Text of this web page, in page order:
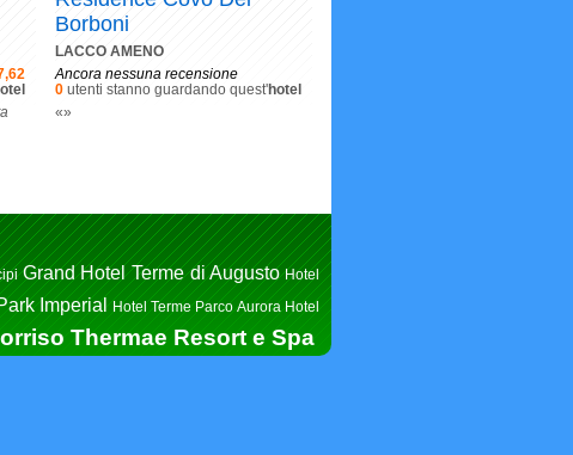
Borboni
LACCO AMENO
Ancora nessuna recensione
0 utenti stanno guardando quest'hotel
«»
Grand Hotel Terme di Augusto Hotel
Imperial Hotel Terme Parco Aurora Hotel
Thermae Resort e Spa